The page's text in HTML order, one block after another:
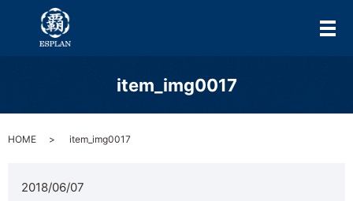
メ
item_img0017
HOME item_img0017
2018/06/07